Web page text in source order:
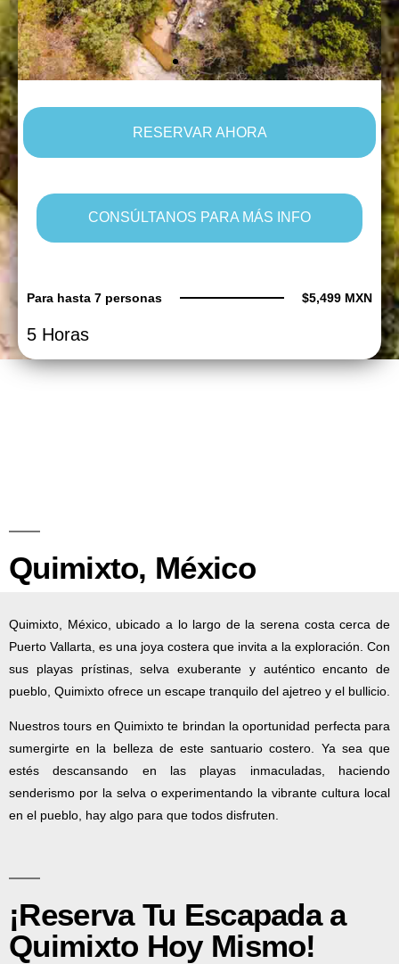
RESERVAR AHORA
CONSÚLTANOS PARA MÁS INFO
Para hasta 7 personas $5,499 MXN
5 Horas
Quimixto, México
Quimixto, México, ubicado a lo largo de la serena costa cerca de
Puerto Vallarta, es una joya costera que invita a la exploración. Con
sus playas prístinas, selva exuberante y auténtico encanto de
pueblo, Quimixto ofrece un escape tranquilo del ajetreo y el bullicio.
Nuestros tours en Quimixto te brindan la oportunidad perfecta para
sumergirte en la belleza de este santuario costero. Ya sea que
estés descansando en las playas inmaculadas, haciendo
senderismo por la selva o experimentando la vibrante cultura local
en el pueblo, hay algo para que todos disfruten.
¡Reserva Tu Escapada a
Quimixto Hoy Mismo!